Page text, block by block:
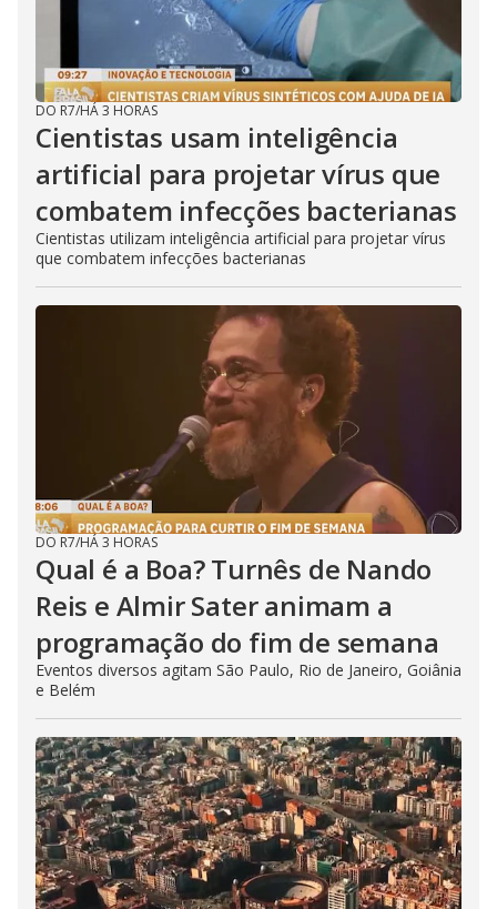
DO R7/HÁ 3 HORAS
Cientistas usam inteligência
artificial para projetar vírus que
combatem infecções bacterianas
Cientistas utilizam inteligência artificial para projetar vírus
que combatem infecções bacterianas
DO R7/HÁ 3 HORAS
Qual é a Boa? Turnês de Nando
Reis e Almir Sater animam a
programação do fim de semana
Eventos diversos agitam São Paulo, Rio de Janeiro, Goiânia
e Belém